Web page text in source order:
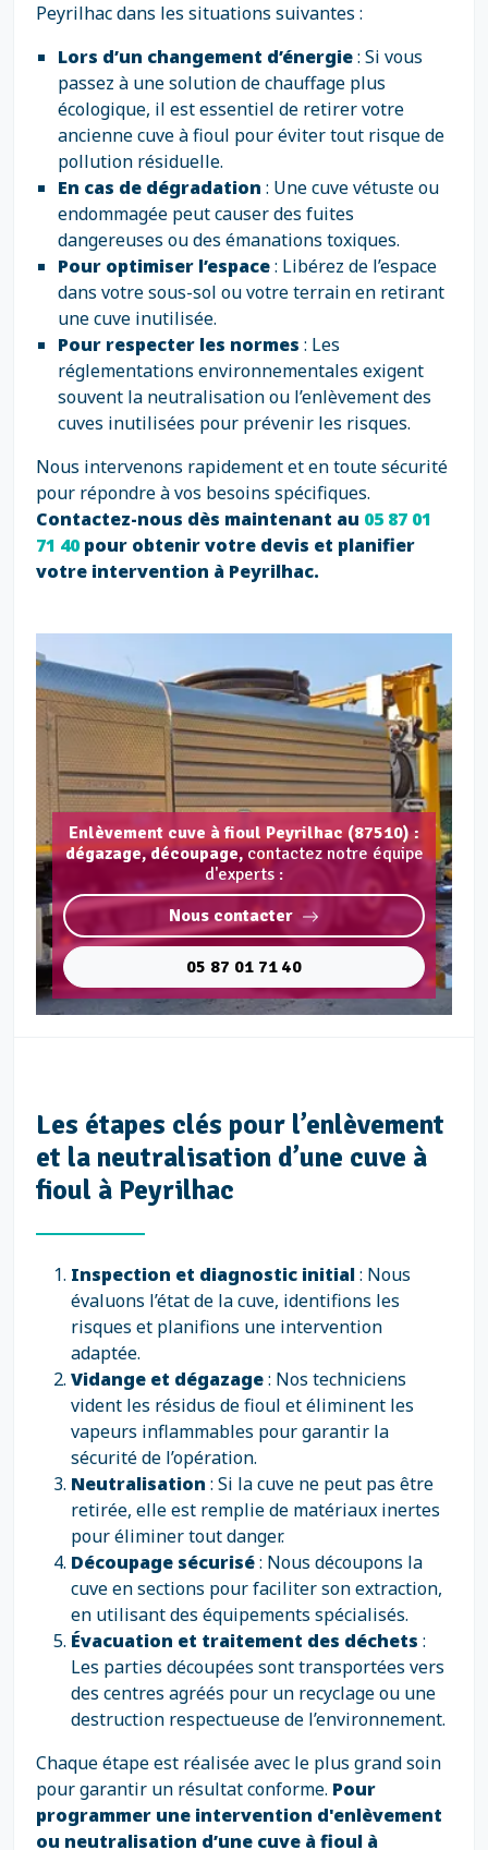
Peyrilhac dans les situations suivantes :
Lors d’un changement d’énergie: Si vous
passez à une solution de chauffage plus
écologique, il est essentiel de retirer votre
ancienne cuve à fioul pour éviter tout risque de
pollution résiduelle.
En cas de dégradation : Une cuve vétuste ou
endommagée peut causer des fuites
dangereuses ou des émanations toxiques.
Pour optimiser l’espace: Libérez de l’espace
dans votre sous-sol ou votre terrain en retirant
une cuve inutilisée.
Pour respecter les normes : Les
réglementations environnementales exigent
souvent la neutralisation ou l’enlèvement des
cuves inutilisées pour prévenir les risques.
Nous intervenons rapidement et en toute sécurité
pour répondre à vos besoins spécifiques.
Contactez-nous dès maintenant au 05 87 01
71 40pour obtenir votre devis et planifier
votre intervention à Peyrilhac.
Enlèvement cuve à fioul Peyrilhac (87510) :
dégazage, découpage,contactez notre équipe
d'experts :
Nous contacter
05 87 01 71 40
Les étapes clés pour l’enlèvement
et la neutralisation d’une cuve à
fioul à Peyrilhac
Inspection et diagnostic initial: Nous
évaluons l’état de la cuve, identifions les
risques et planifions une intervention
adaptée.
Vidange et dégazage: Nos techniciens
vident les résidus de fioul et éliminent les
vapeurs inflammables pour garantir la
sécurité de l’opération.
Neutralisation : Si la cuve ne peut pas être
retirée, elle est remplie de matériaux inertes
pour éliminer tout danger.
Découpage sécurisé: Nous découpons la
cuve en sections pour faciliter son extraction,
en utilisant des équipements spécialisés.
Évacuation et traitement des déchets :
Les parties découpées sont transportées vers
des centres agréés pour un recyclage ou une
destruction respectueuse de l’environnement.
Chaque étape est réalisée avec le plus grand soin
pour garantir un résultat conforme. Pour
programmer une intervention d'enlèvement
ou neutralisation d’une cuve à fioul à